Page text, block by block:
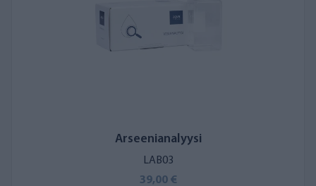
Arseenianalyysi
LAB03
39,00 €